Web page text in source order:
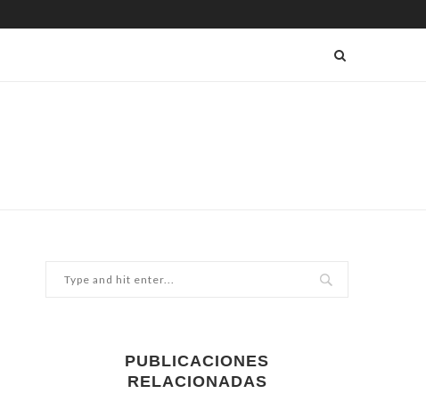
PUBLICACIONES
RELACIONADAS